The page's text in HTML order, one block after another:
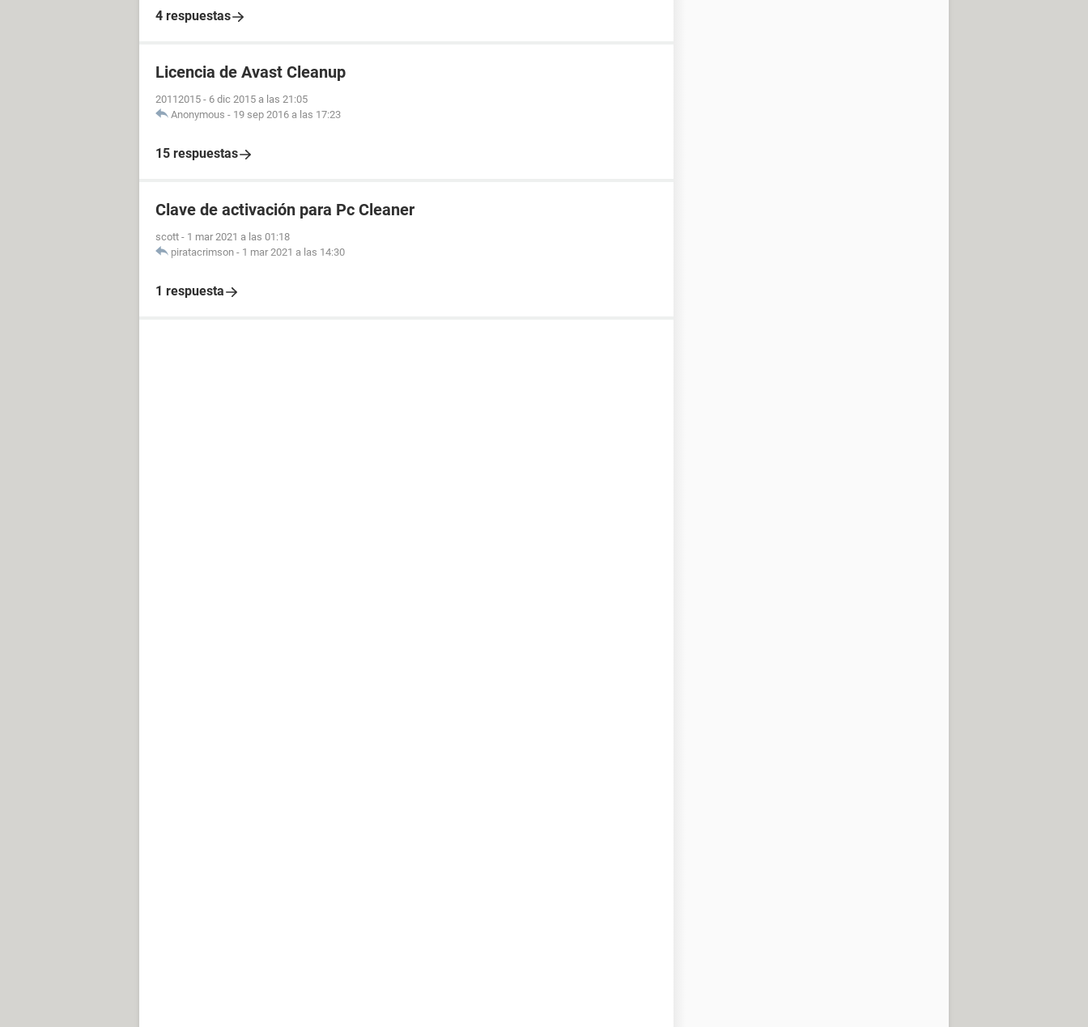
4 respuestas
Licencia de Avast Cleanup
20112015 - 6 dic 2015 a las 21:05
Anonymous - 19 sep 2016 a las 17:23
15 respuestas
Clave de activación para Pc Cleaner
scott - 1 mar 2021 a las 01:18
piratacrimson - 1 mar 2021 a las 14:30
1 respuesta